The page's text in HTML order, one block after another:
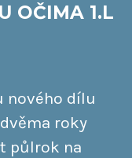
OČIMA 1.L
nového dílu
roky
půlrok na